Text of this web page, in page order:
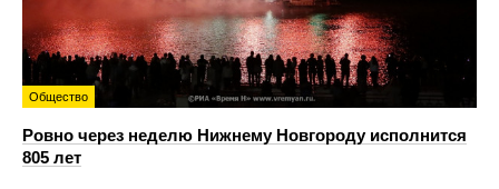
Общество
Ровно через неделю Нижнему Новгороду исполнится
805 лет